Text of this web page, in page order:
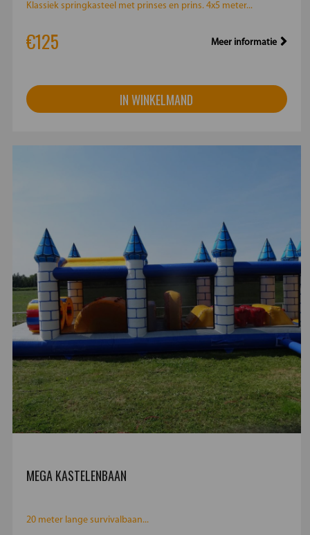
Klassiek springkasteel met prinses en prins. 4x5 meter...
€125 Meer informatie
IN WINKELMAND
MEGA KASTELENBAAN
20 meter lange survivalbaan...